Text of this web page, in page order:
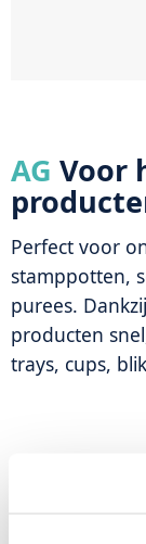
AG Voor
Perfect voor
stamppotten,
purees.
producten
trays, cups,